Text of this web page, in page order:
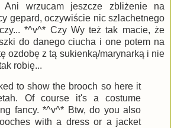
Ani wrzucam jeszcze zbliżenie na
gepard, oczywiście nic szlachetnego
*^v^* Czy Wy też tak macie, że
do danego ciucha i one potem na
ozdobę z tą sukienką/marynarką i nie
robię...
to show the brooch so here it
Of course it's a costume
fancy. *^v^* Btw, do you also
with a dress or a jacket